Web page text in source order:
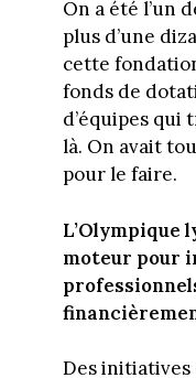
On a été l’un
plus d’une
cette
fonds de
d’équipes qui
là. On avait
pour le faire.
L’Olympique
moteur pour
Des initiatives